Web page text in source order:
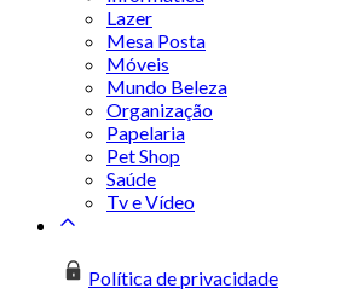
Lazer
Mesa Posta
Móveis
Mundo Beleza
Organização
Papelaria
Pet Shop
Saúde
Tv e Vídeo
Política de privacidade